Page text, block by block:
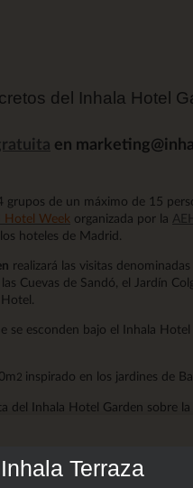
del Inhala Hotel
en
grupos de un máximo de 15
Hotel Week organizada por la
hoteles de Madrid.
realizará las visitas
Cuevas de Sandó, el Jardín
se esconden bajo el Inhala
2 inspirado en los jardines de
del Inhala Hotel Garden sobre
en horarios de Visitas
Terraza